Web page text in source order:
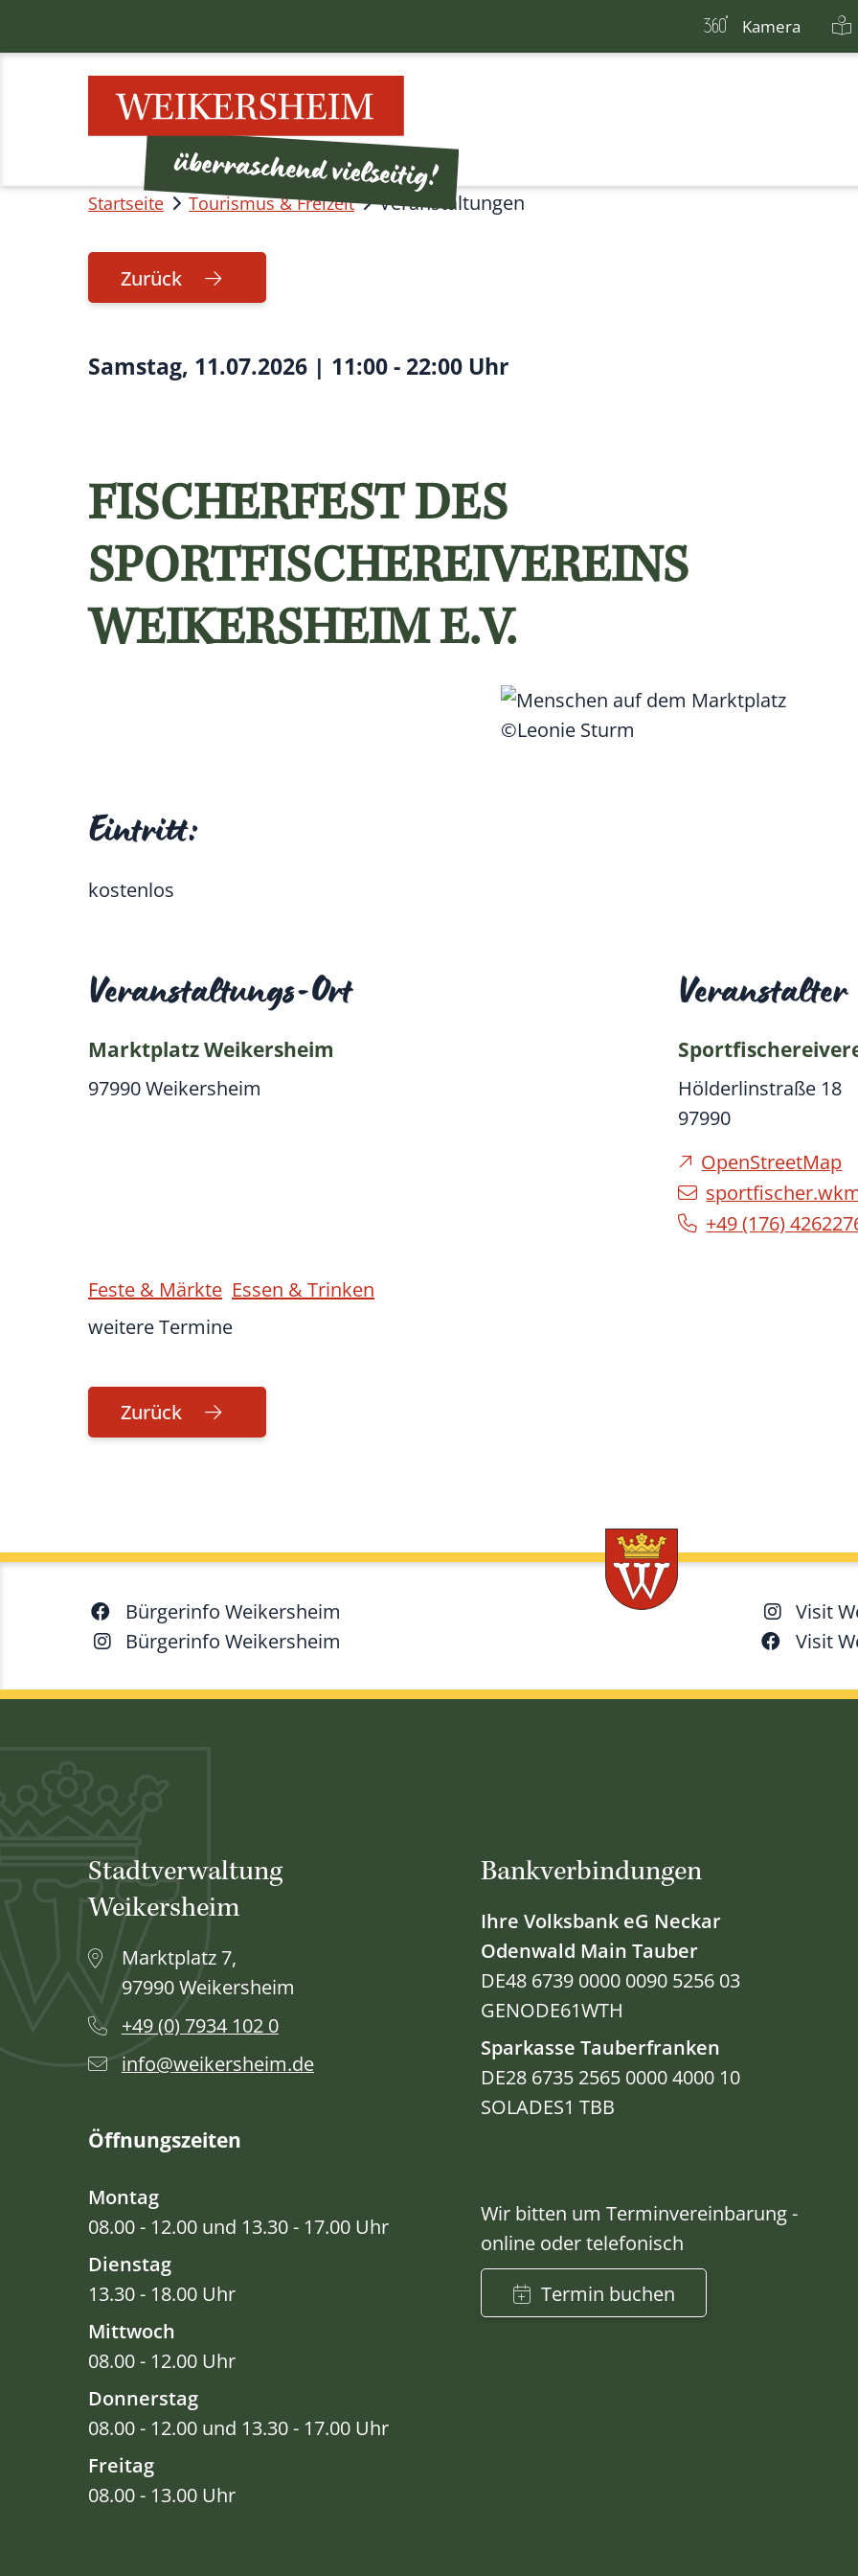
Kamera
Startseite Tourismus & Freizeit Veranstaltungen
Zurück
Samstag, 11.07.2026 | 11:00 - 22:00 Uhr
FISCHERFEST DES
SPORTFISCHEREIVEREINS
WEIKERSHEIM E.V.
©Leonie Sturm
Eintritt:
kostenlos
Veranstaltungs-Ort
Marktplatz Weikersheim
97990Weikersheim
Veranstalter
Hölderlinstraße 18
97990
OpenStreetMap
+49 (176) 426227
Feste & Märkte Essen & Trinken
weitere Termine
Zurück
Bürgerinfo Weikersheim
Bürgerinfo Weikersheim
Visit
Visit
Stadtverwaltung
Weikersheim
Marktplatz 7,
97990 Weikersheim
+49 (0) 7934 102 0
info@weikersheim.de
Öffnungszeiten
Montag
08.00 - 12.00 und 13.30 - 17.00 Uhr
Dienstag
13.30 - 18.00 Uhr
Mittwoch
08.00 - 12.00 Uhr
Donnerstag
08.00 - 12.00 und 13.30 - 17.00 Uhr
Freitag
08.00 - 13.00 Uhr
Bankverbindungen
Ihre Volksbank eG Neckar
Odenwald Main Tauber
DE48 6739 0000 0090 5256 03
GENODE61WTH
Sparkasse Tauberfranken
DE28 6735 2565 0000 4000 10
SOLADES1 TBB
Wir bitten um Terminvereinbarung -
online oder telefonisch
Termin buchen